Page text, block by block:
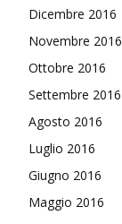
Dicembre 2016
Novembre 2016
Ottobre 2016
Settembre 2016
Agosto 2016
Luglio 2016
Giugno 2016
Maggio 2016